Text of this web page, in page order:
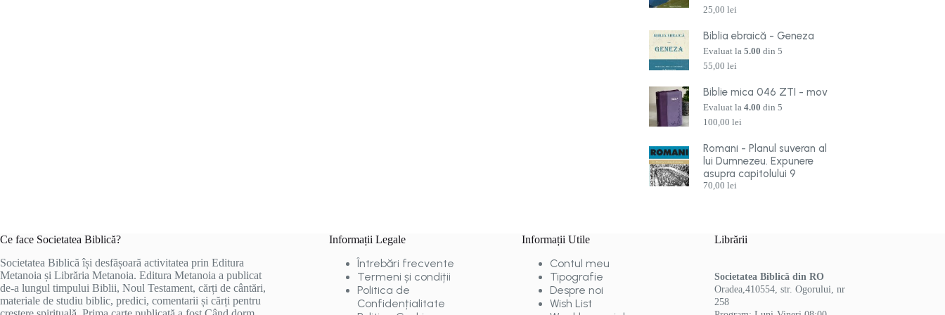
25,00lei
Biblia ebraică - Geneza
Evaluat la5.00 din 5
55,00lei
Biblie mica 046 ZTI - mov
Evaluat la4.00 din 5
100,00lei
Romani - Planul suveran al
lui Dumnezeu. Expunere
asupra capitolului 9
70,00lei
Ce face Societatea Biblică?
Societatea Biblică își desfășoară activitatea prin Editura
Metanoia și Librăria Metanoia. Editura Metanoia a publicat
de-a lungul timpului Biblii, Noul Testament, cărți de cântări,
materiale de studiu biblic, predici, comentarii și cărți pentru
Informații Legale
Întrebări frecvente
Termeni și condiții
Politica de
Confidențialitate
Informații Utile
Contul meu
Tipografie
Despre noi
Wish List
Librării
Societatea Biblică din RO
Oradea,410554, str. Ogorului, nr
258